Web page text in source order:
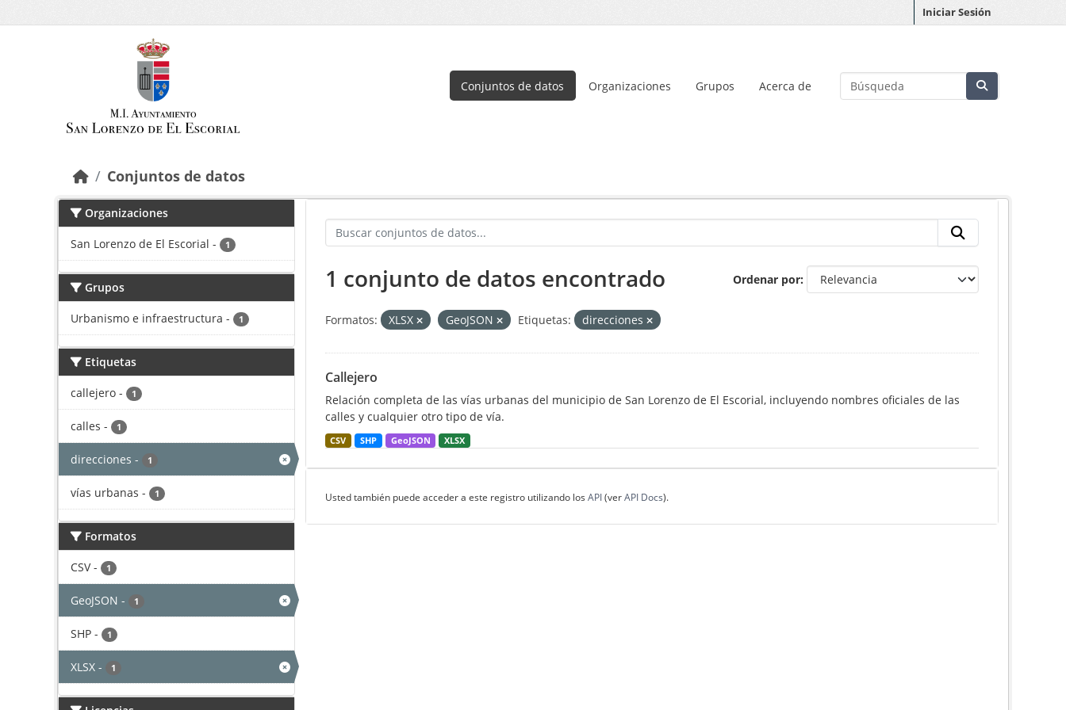
Iniciar Sesión
Conjuntos de datos Organizaciones Grupos Acerca de
Conjuntos de datos
Organizaciones
San Lorenzo de El Escorial - 1
Grupos
Urbanismo e infraestructura - 1
Etiquetas
callejero - 1
calles - 1
direcciones - 1
vías urbanas - 1
Formatos
CSV - 1
GeoJSON - 1
SHP - 1
XLSX - 1
Ordenar por
1 conjunto de datos encontrado
Formatos: XLSX GeoJSON Etiquetas: direcciones
Callejero
Relación completa de las vías urbanas del municipio de San Lorenzo de El Escorial, incluyendo nombres oficiales de las
calles y cualquier otro tipo de vía.
CSV SHP GeoJSON XLSX
Usted también puede acceder a este registro utilizando los API(verAPI Docs).